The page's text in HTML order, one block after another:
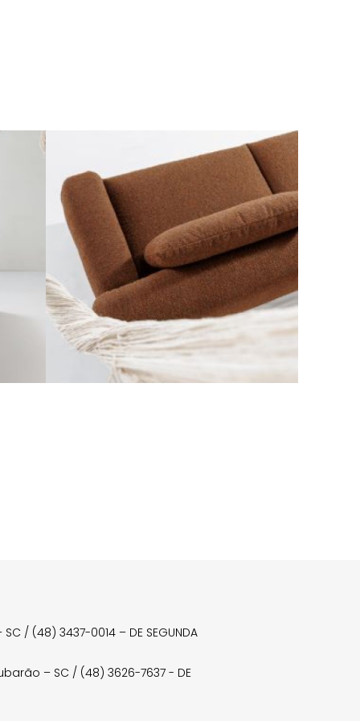
/ (48) 3437-0014 – DE SEGUNDA
– SC / (48) 3626-7637 - DE